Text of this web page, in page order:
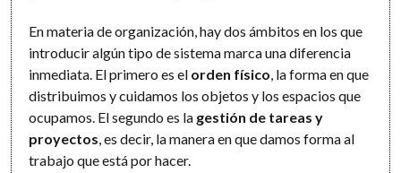
En materia de organización, hay dos ámbitos en los que
introducir algún tipo de sistema marca una diferencia
inmediata. El primero es el orden físico , la forma en que
distribuimos y cuidamos los objetos y los espacios que
ocupamos. El segundo es la gestión de tareas y
proyectos , es decir, la manera en que damos forma al
trabajo que está por hacer.